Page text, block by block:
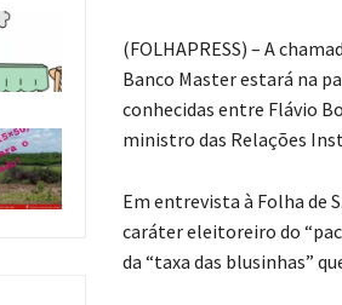
(FOLHAPRESS) – A
Banco Master estará na
conhecidas entre Flávio
ministro das Relações
Em entrevista à Folha de
caráter eleitoreiro do
da “taxa das blusinhas”